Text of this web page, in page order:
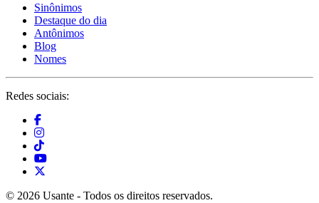
Sinônimos
Destaque do dia
Antônimos
Blog
Nomes
Redes sociais:
© 2026 Usante - Todos os direitos reservados.